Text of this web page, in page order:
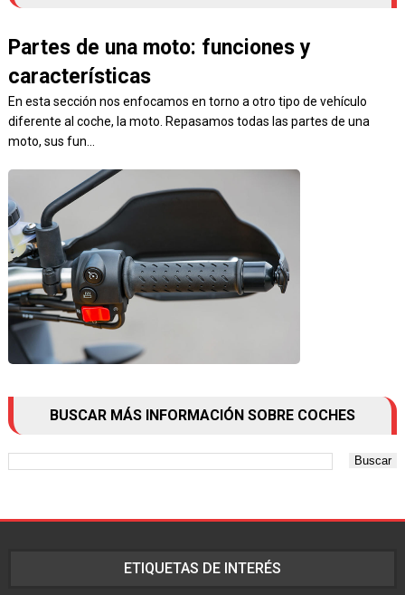
Partes de una moto: funciones y
características
En esta sección nos enfocamos en torno a otro tipo de vehículo
diferente al coche, la moto. Repasamos todas las partes de una
moto, sus fun...
BUSCAR MÁS INFORMACIÓN SOBRE COCHES
ETIQUETAS DE INTERÉS